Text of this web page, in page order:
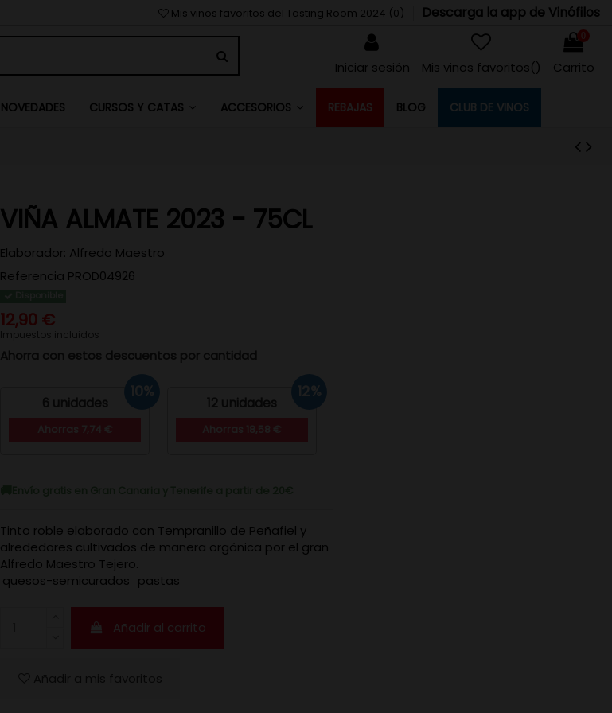
Mis vinos favoritos del Tasting Room 2024 (0) Descarga la app de Vinófilos
Iniciar sesión Mis vinos favoritos() Carrito
NOVEDADES CURSOS Y CATAS ACCESORIOS REBAJAS BLOG CLUB DE VINOS
VIÑA ALMATE 2023 - 75CL
Elaborador: Alfredo Maestro
Referencia PROD04926
12,90 €
Impuestos incluidos
Ahorra con estos descuentos por cantidad
6 unidades
10%
12 unidades
12%
Tinto roble elaborado con Tempranillo de Peñafiel y
alrededores cultivados de manera orgánica por el gran
Alfredo Maestro Tejero.
quesos-semicurados pastas
Añadir al carrito